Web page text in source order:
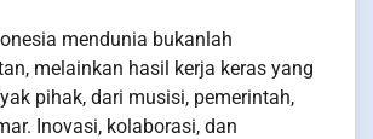
mendunia bukanlah
melainkan hasil kerja keras yang
pihak, dari musisi, pemerintah,
Inovasi, kolaborasi, dan